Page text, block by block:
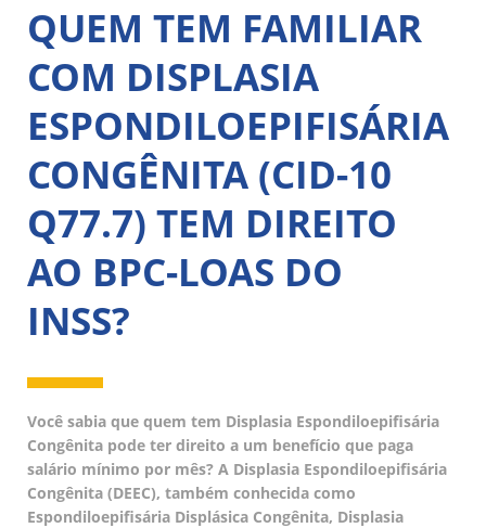
QUEM TEM FAMILIAR
COM DISPLASIA
ESPONDILOEPIFISÁRIA
CONGÊNITA (CID-10
Q77.7) TEM DIREITO
AO BPC-LOAS DO
INSS?
Você sabia que quem tem Displasia Espondiloepifisária
Congênita pode ter direito a um benefício que paga
salário mínimo por mês? A Displasia Espondiloepifisária
Congênita (DEEC), também conhecida como
Espondiloepifisária Displásica Congênita, Displasia